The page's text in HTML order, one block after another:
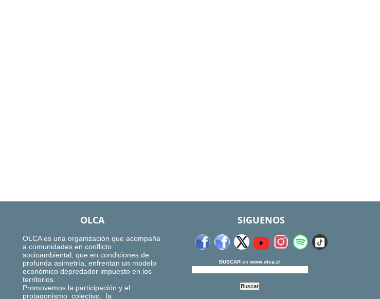
OLCA
OLCA es una organización que acompaña
a comunidades en conflicto
socioambiental, que en condiciones de
profunda asimetría, enfrentan un modelo
económico depredador impuesto en los
territorios.
Promovemos la participación y el
protagonismo colectivo, la
SIGUENOS
BUSCARen www.olca.cl